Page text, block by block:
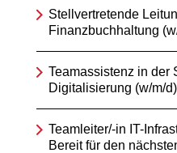
Stellvertretende
Finanzbuchhaltung
Teamassistenz in der
Digitalisierung (w/m/
Teamleiter/-in IT-
Bereit für den